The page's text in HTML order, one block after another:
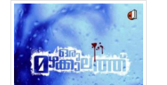
5
4
3
2
1